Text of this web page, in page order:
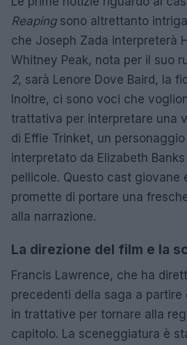
Reapingsono altrettanto
che Joseph Zada interpreterà
Whitney Peak, nota per il suo
2, sarà Lenore Dove Baird, la
Inoltre, ci sono voci che
trattativa per interpretare una
di Effie Trinket, un
interpretato da Elizabeth
pellicole. Questo cast giovane
promette di portare una
alla narrazione.
La direzione del film e la
Francis Lawrence, che ha
precedenti della saga a partire
in trattative per tornare alla
capitolo. La sceneggiatura è